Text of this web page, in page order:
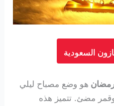
السعودية
هو وضع مصباح ليلي
مضئ. تتميز هذه